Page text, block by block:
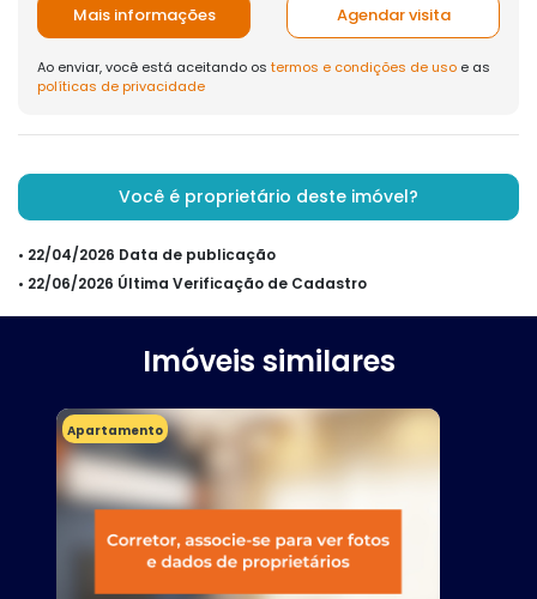
Mais informações Agendar visita
Ao enviar, você está aceitando os termos e condições de uso e as
políticas de privacidade
Você é proprietário deste imóvel?
• 22/04/2026 Data de publicação
• 22/06/2026 Última Verificação de Cadastro
Imóveis similares
Apartamento